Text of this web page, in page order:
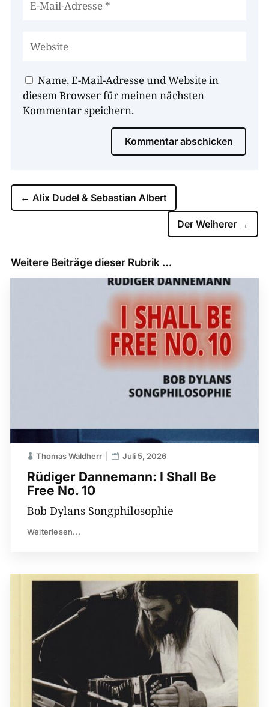
Name, E-Mail-Adresse und Website in
diesem Browser für meinen nächsten
Kommentar speichern.
Kommentar abschicken
← Alix Dudel & Sebastian Albert
Der Weiherer →
Weitere Beiträge dieser Rubrik …
Rüdiger Dannemann: I Shall Be
Free No. 10
Thomas Waldherr Juli 5, 2026
Bob Dylans Songphilosophie
Weiterlesen...